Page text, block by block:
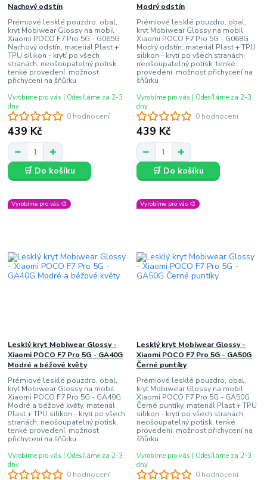
0 hodnocení
Nachový odstín
Prémiové lesklé pouzdro, obal,
kryt Mobiwear Glossy na mobil
Xiaomi POCO F7 Pro 5G - G065G
Nachový odstín, materiál Plast +
TPU silikon - krytí po všech
stranách, neošoupatelný potisk,
tenké provedení, možnost
přichycení na šňůrku
439 Kč
Vyrobíme pro vás | Odesíláme za 2-3
dny
🛒 Do košíku
0 hodnocení
Modrý odstín
Prémiové lesklé pouzdro, obal,
kryt Mobiwear Glossy na mobil
Xiaomi POCO F7 Pro 5G - G068G
Modrý odstín, materiál Plast + TPU
silikon - krytí po všech stranách,
neošoupatelný potisk, tenké
provedení, možnost přichycení na
šňůrku
439 Kč
Vyrobíme pro vás | Odesíláme za 2-3
dny
🛒 Do košíku
Vyrobíme pro vás 🎨
0 hodnocení
Lesklý kryt Mobiwear Glossy -
Xiaomi POCO F7 Pro 5G - GA40G
Modré a béžové květy
Prémiové lesklé pouzdro, obal,
kryt Mobiwear Glossy na mobil
Xiaomi POCO F7 Pro 5G - GA40G
Modré a béžové květy, materiál
Plast + TPU silikon - krytí po všech
stranách, neošoupatelný potisk,
tenké provedení, možnost
přichycení na šňůrku
Vyrobíme pro vás | Odesíláme za 2-3
dny
Vyrobíme pro vás 🎨
0 hodnocení
Lesklý kryt Mobiwear Glossy -
Xiaomi POCO F7 Pro 5G - GA50G
Černé puntíky
Prémiové lesklé pouzdro, obal,
kryt Mobiwear Glossy na mobil
Xiaomi POCO F7 Pro 5G - GA50G
Černé puntíky, materiál Plast + TPU
silikon - krytí po všech stranách,
neošoupatelný potisk, tenké
provedení, možnost přichycení na
šňůrku
Vyrobíme pro vás | Odesíláme za 2-3
dny